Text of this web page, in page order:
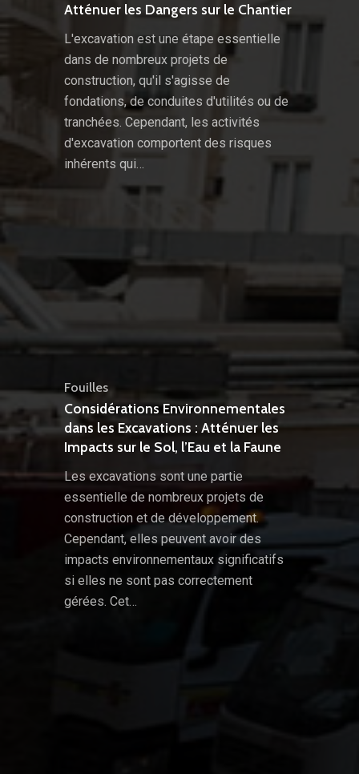
Atténuer les Dangers sur le Chantier
L'excavation est une étape essentielle
dans de nombreux projets de
construction, qu'il s'agisse de
fondations, de conduites d'utilités ou de
tranchées. Cependant, les activités
d'excavation comportent des risques
inhérents qui…
Fouilles
Considérations Environnementales
dans les Excavations : Atténuer les
Impacts sur le Sol, l’Eau et la Faune
Les excavations sont une partie
essentielle de nombreux projets de
construction et de développement.
Cependant, elles peuvent avoir des
impacts environnementaux significatifs
si elles ne sont pas correctement
gérées. Cet…